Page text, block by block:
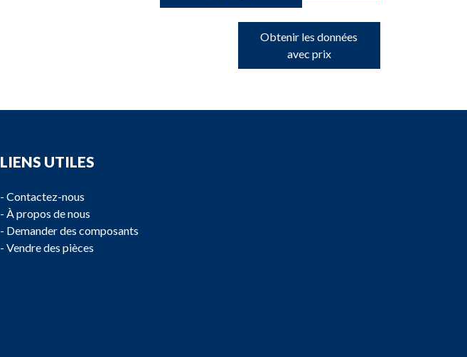
Obtenir les données
avec prix
LIENS UTILES
- Contactez-nous
- À propos de nous
- Demander des composants
- Vendre des pièces